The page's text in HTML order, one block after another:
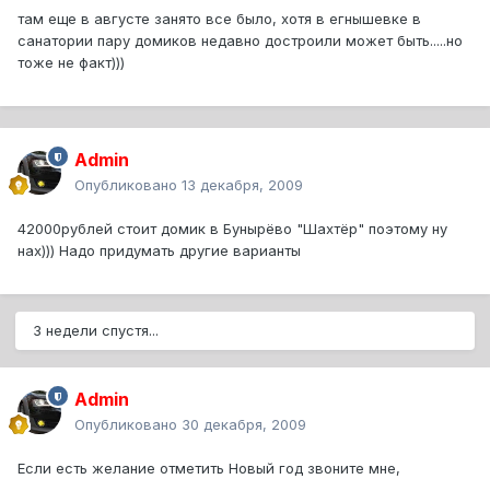
там еще в августе занято все было, хотя в егнышевке в
санатории пару домиков недавно достроили может быть.....но
тоже не факт)))
Admin
Опубликовано 13 декабря, 2009
42000рублей стоит домик в Бунырёво "Шахтёр" поэтому ну
нах))) Надо придумать другие варианты
3 недели спустя...
Admin
Опубликовано 30 декабря, 2009
Если есть желание отметить Новый год звоните мне,